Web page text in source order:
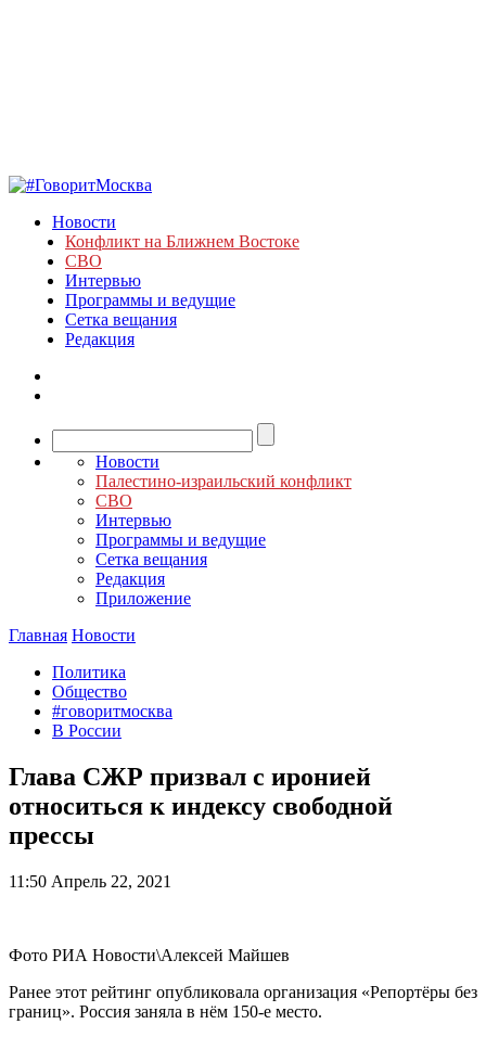
Новости
Конфликт на Ближнем Востоке
СВО
Интервью
Программы и ведущие
Сетка вещания
Редакция
Новости
Палестино-израильский конфликт
СВО
Интервью
Программы и ведущие
Сетка вещания
Редакция
Приложение
Главная Новости
Политика
Общество
#говоритмосква
В России
Глава СЖР призвал с иронией
относиться к индексу свободной
прессы
11:50 Апрель 22, 2021
Фото РИА Новости\Алексей Майшев
Ранее этот рейтинг опубликовала организация «Репортёры без
границ». Россия заняла в нём 150-е место.